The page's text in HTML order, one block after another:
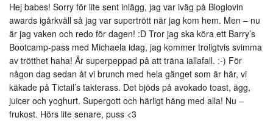
Hej babes! Sorry för lite sent inlägg, jag var iväg på Bloglovin
awards igårkväll så jag var supertrött när jag kom hem. Men – nu
är jag vaken och redo för dagen! :D Tror jag ska köra ett Barry’s
Bootcamp-pass med Michaela idag, jag kommer troligtvis svimma
av trötthet haha! Är superpeppad på att träna iallafall. :-) För
någon dag sedan åt vi brunch med hela gänget som är här, vi
käkade på Tictail’s takterass. Det bjöds på avokado toast, ägg,
juicer och yoghurt. Supergott och härligt häng med alla! Nu –
frukost. Hörs lite senare, puss <3